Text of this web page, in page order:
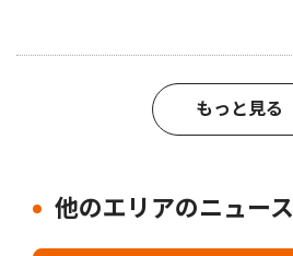
もっと見る
他のエリアのニュース